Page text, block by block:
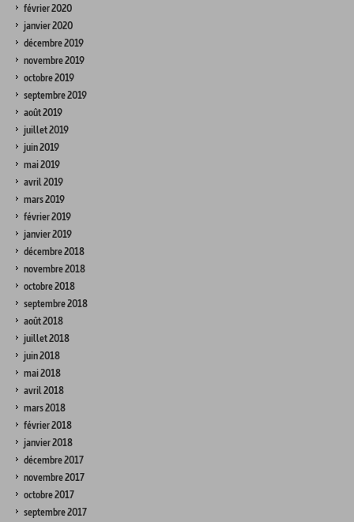
février 2020
janvier 2020
décembre 2019
novembre 2019
octobre 2019
septembre 2019
août 2019
juillet 2019
juin 2019
mai 2019
avril 2019
mars 2019
février 2019
janvier 2019
décembre 2018
novembre 2018
octobre 2018
septembre 2018
août 2018
juillet 2018
juin 2018
mai 2018
avril 2018
mars 2018
février 2018
janvier 2018
décembre 2017
novembre 2017
octobre 2017
septembre 2017